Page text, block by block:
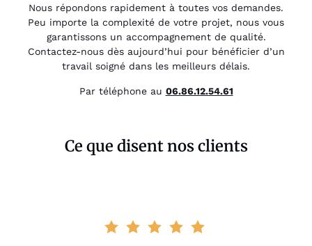
Nous répondons rapidement à toutes vos demandes.
Peu importe la complexité de votre projet, nous vous
garantissons un accompagnement de qualité.
Contactez-nous dès aujourd’hui pour bénéficier d’un
travail soigné dans les meilleurs délais.
Par téléphone au 06.86.12.54.61
Ce que disent nos clients